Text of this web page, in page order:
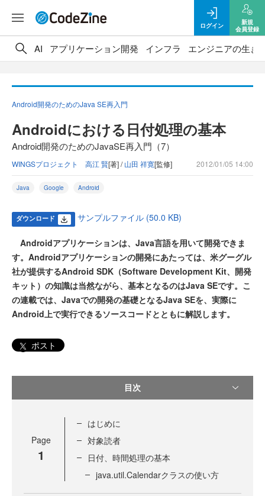
ログイン
新規
会員登録
AI アプリケーション開発 インフラ エンジニアの生き
Android開発のためのJava SE再入門
Androidにおける日付処理の基本
Android開発のためのJavaSE再入門（7）
WINGSプロジェクト 高江 賢[著] /山田 祥寛[監修] 2012/01/05 14:00
Java Google Android
ダウンロード サンプルファイル (50.0 KB)
Androidアプリケーションは、Java言語を用いて開発できま
す。Androidアプリケーションの開発にあたっては、米グーグル
社が提供するAndroid SDK（Software Development Kit、開発
キット）の知識は当然ながら、基本となるのはJava SEです。こ
の連載では、Javaでの開発の基礎となるJava SEを、実際に
Android上で実行できるソースコードとともに解説します。
ポスト
目次
Page
1
はじめに
対象読者
日付、時間処理の基本
java.util.Calendarクラスの使い方